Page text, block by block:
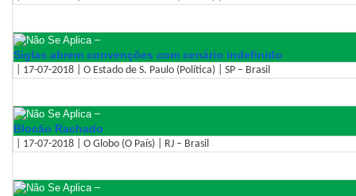
–
Siglas abrem convenções com cenário indefinido
| 17-07-2018 | O Estado de S. Paulo (Política) | SP – Brasil
–
Blocão Rachado
| 17-07-2018 | O Globo (O País) | RJ – Brasil
–